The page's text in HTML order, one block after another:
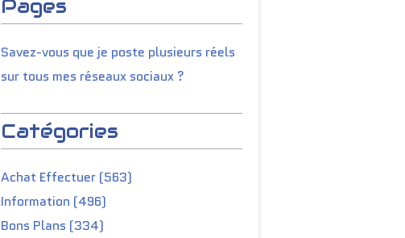
Pages
Savez-vous que je poste plusieurs réels
sur tous mes réseaux sociaux ?
Catégories
Achat Effectuer (563)
Information (496)
Bons Plans (334)